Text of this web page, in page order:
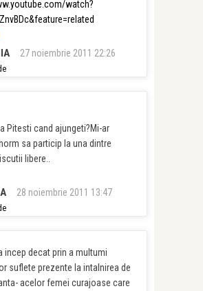
watch?
27 noiembrie 2011 22:26
Pitesti cand ajungeti?Mi-ar
sa particip la una dintre
libere..
28 noiembrie 2011 13:47
incep decat prin a multumi
suflete prezente la intalnirea de
acelor femei curajoase care